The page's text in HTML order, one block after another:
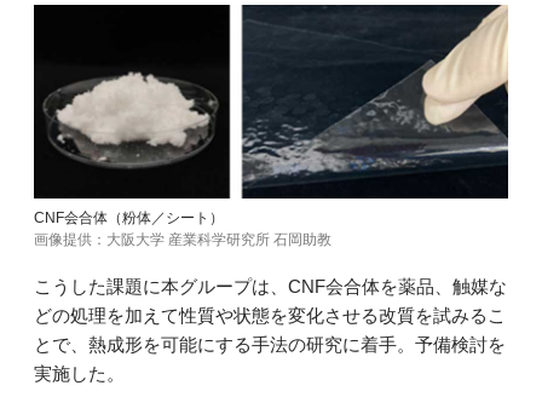
CNF会合体（粉体／シート）
画像提供：大阪大学 産業科学研究所 石岡助教
こうした課題に本グループは、CNF会合体を薬品、触媒な
どの処理を加えて性質や状態を変化させる改質を試みるこ
とで、熱成形を可能にする手法の研究に着手。予備検討を
実施した。